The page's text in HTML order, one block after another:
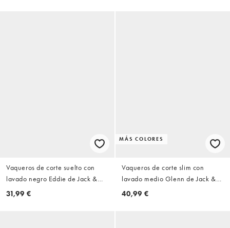
Vaqueros de corte suelto con
lavado negro Eddie de Jack &
Jones
31,99 €
MÁS COLORES
Vaqueros de corte slim con
lavado medio Glenn de Jack &
Jones
40,99 €